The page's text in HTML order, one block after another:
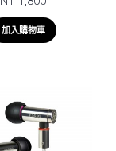
加入購物車